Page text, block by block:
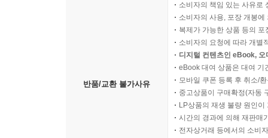
반품/교환 불가사유
소비자의 책임 있는 사유로
소비자의 사용, 포장 개봉
복제가 가능한 상품 등의
소비자의 요청에 따라 개별
디지털 컨텐츠인 eBook,
eBook 대여 상품은 대여 기
모바일 쿠폰 등록 후 취소/
중고상품이 구매확정(자동
LP상품의 재생 불량 원인
시간의 경과에 의해 재판매
전자상거래 등에서의 소비